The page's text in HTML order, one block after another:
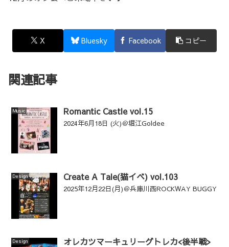
X Bluesky Facebook コピー
関連記事
Music Romantic Castle vol.15
2024年6月18日 (火)＠堀江Goldee
Design Create A Tale(猫イベ) vol.103
2025年12月22日(月)＠兵庫川西ROCKWAY BUGGY
Design オレカツマーキュリーグトレカ<後半戦>